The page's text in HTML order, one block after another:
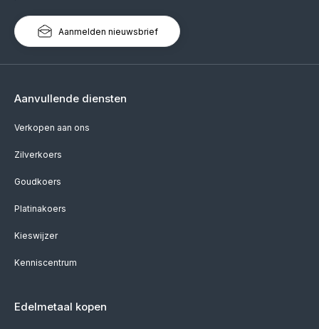
Aanmelden nieuwsbrief
Aanvullende diensten
Verkopen aan ons
Zilverkoers
Goudkoers
Platinakoers
Kieswijzer
Kenniscentrum
Edelmetaal kopen